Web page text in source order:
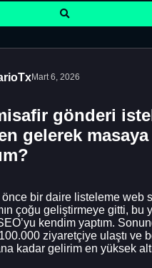
Mart 6, 2026
gönderi
gelerek
önce bir daire listeleme web
çoğu geliştirmeye gitti, bu
kendim yaptım.
ziyaretçiye ulaştı ve
kadar gelirim en yüksek